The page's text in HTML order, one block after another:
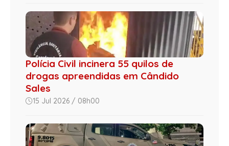
Polícia Civil incinera 55 quilos de
drogas apreendidas em Cândido
Sales
15 Jul 2026 / 08h00